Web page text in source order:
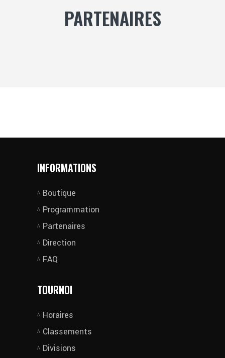
PARTENAIRES
INFORMATIONS
Boutique
Programmation
Partenaires
Direction
FAQ
TOURNOI
Horaires
Classements
Divisions